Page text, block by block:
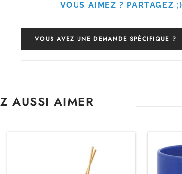
VOUS AIMEZ ? PARTAGEZ ;)
VOUS AVEZ UNE DEMANDE SPÉCIFIQUE ?
AUSSI AIMER